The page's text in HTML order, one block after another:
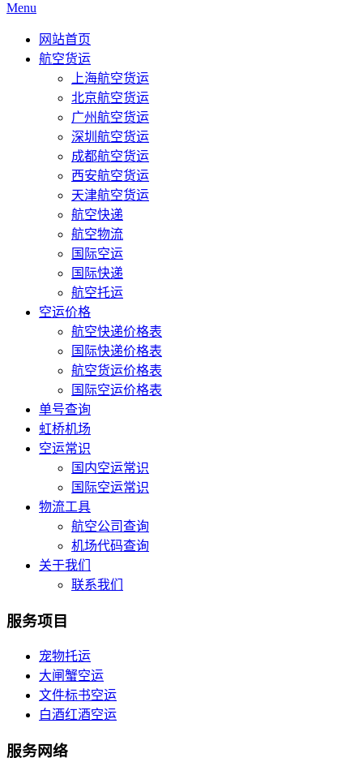
Menu
网站首页
航空货运
上海航空货运
北京航空货运
广州航空货运
深圳航空货运
成都航空货运
西安航空货运
天津航空货运
航空快递
航空物流
国际空运
国际快递
航空托运
空运价格
航空快递价格表
国际快递价格表
航空货运价格表
国际空运价格表
单号查询
虹桥机场
空运常识
国内空运常识
国际空运常识
物流工具
航空公司查询
机场代码查询
关于我们
联系我们
服务项目
宠物托运
大闸蟹空运
文件标书空运
白酒红酒空运
服务网络